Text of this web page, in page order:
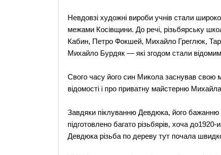
Невдовзі художні вироби учнів стали
межами Косівщини. До речі, різьбярську
Кабин, Петро Фокшей, Михайло Греглюк,
Михайло Бурдяк — які згодом стали
Свого часу його син Микола заснував
відомості і про приватну майстерню
Завдяки піклуванню Девдюка, його бажанню
підготовлено багато різьбярів, хоча
Девдюка різьба по дереву тут почала